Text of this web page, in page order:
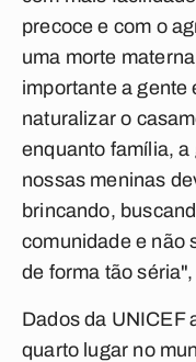
precoce e com o
uma morte
importante a gente
naturalizar o
enquanto família,
nossas meninas
brincando,
comunidade e não
de forma tão
Dados da UNICEF
quarto lugar no